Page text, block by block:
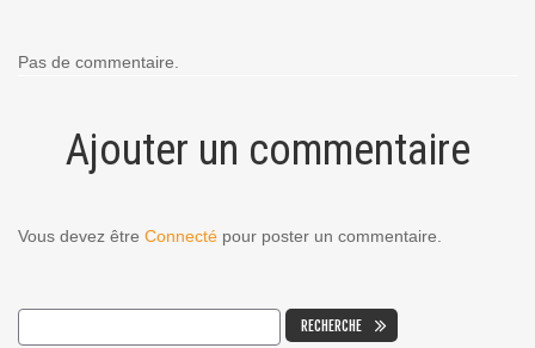
Pas de commentaire.
Ajouter un commentaire
Vous devez être Connecté pour poster un commentaire.